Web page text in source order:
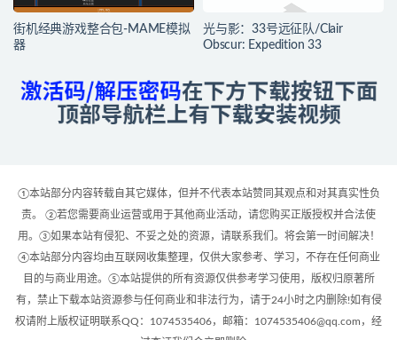
街机经典游戏整合包-MAME模拟
器
光与影：33号远征队/Clair
Obscur: Expedition 33
①本站部分内容转载自其它媒体，但并不代表本站赞同其观点和对其真实性负
责。 ②若您需要商业运营或用于其他商业活动，请您购买正版授权并合法使
用。③如果本站有侵犯、不妥之处的资源，请联系我们。将会第一时间解决！
④本站部分内容均由互联网收集整理，仅供大家参考、学习，不存在任何商业
目的与商业用途。⑤本站提供的所有资源仅供参考学习使用，版权归原著所
有，禁止下载本站资源参与任何商业和非法行为，请于24小时之内删除!如有侵
权请附上版权证明联系QQ：1074535406，邮箱：1074535406@qq.com，经